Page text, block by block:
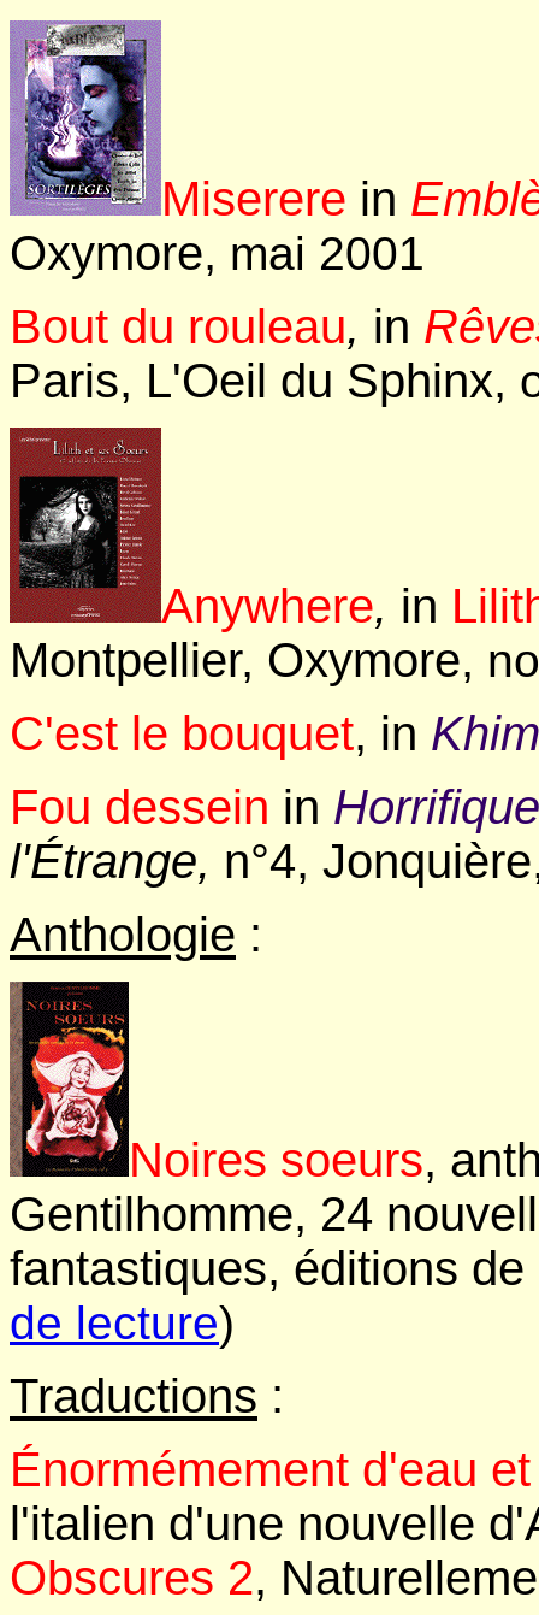
Miserere in
Oxymore, mai 2001
Bout du rouleau, in
Paris, L'Oeil du Sphinx,
Anywhere, in
Montpellier, Oxymore,
C'est le bouquet, in
Fou dessein in Horrifique
l'Étrange, n°4,
Anthologie :
Noires soeurs,
Gentilhomme, 24
fantastiques, éditions
de lecture)
Traductions :
Énormémement d'eau
l'italien d'une nouvelle
Obscures 2,